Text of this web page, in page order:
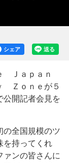
送る
シェア
Ｊａｐａｎ
Ｚｏｎｅが５
公開記者会見を
全国規模のツ
を持ってくれ
ァンの皆さんに